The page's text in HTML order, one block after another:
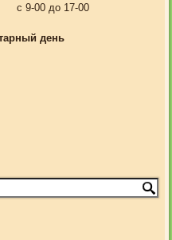
00 до 17-00
день